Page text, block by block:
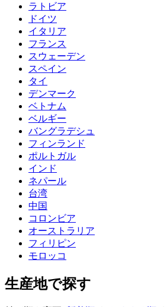
ラトビア
ドイツ
イタリア
フランス
スウェーデン
スペイン
タイ
デンマーク
ベトナム
ベルギー
バングラデシュ
フィンランド
ポルトガル
インド
ネパール
台湾
中国
コロンビア
オーストラリア
フィリピン
モロッコ
生産地で探す